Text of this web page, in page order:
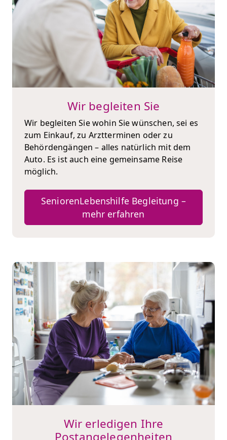
Wir begleiten Sie
Wir begleiten Sie wohin Sie wünschen, sei es
zum Einkauf, zu Arztterminen oder zu
Behördengängen – alles natürlich mit dem
Auto. Es ist auch eine gemeinsame Reise
möglich.
SeniorenLebenshilfe Begleitung –
mehr erfahren
Wir erledigen Ihre